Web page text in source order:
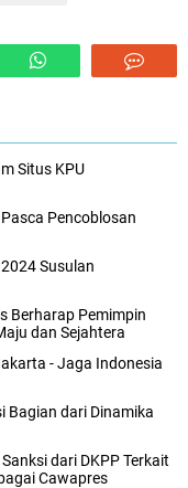
Situs KPU
Pencoblosan
Susulan
Berharap Pemimpin
dan Sejahtera
- Jaga Indonesia
Bagian dari Dinamika
dari DKPP Terkait
Cawapres